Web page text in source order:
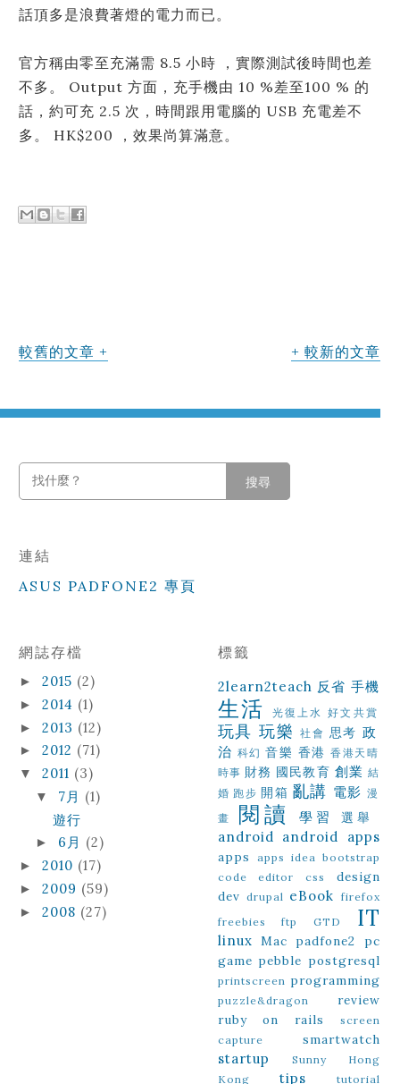
話頂多是浪費著燈的電力而已。
官方稱由零至充滿需 8.5 小時 ，實際測試後時間也差
不多。 Output 方面，充手機由 10 %差至100 % 的
話，約可充 2.5 次，時間跟用電腦的 USB 充電差不
多。 HK$200 ，效果尚算滿意。
較舊的文章 較新的文章
搜尋
連結
ASUS PADFONE2 專頁
網誌存檔
►2015 (2)
►2014 (1)
►2013 (12)
►2012 (71)
▼2011 (3)
▼ 7月 (1)
遊行
► 6月 (2)
►2010 (17)
►2009 (59)
►2008 (27)
標籤
2learn2teach 反省 手機
生活 光復上水 好文共賞
玩具 玩樂 社會 思考 政
治 科幻 音樂 香港 香港天晴
時事 財務 國民教育 創業 結
婚 跑步 開箱 亂講 電影 漫
畫
閱讀 學習 選舉
android android apps
apps apps idea bootstrap
code editor
css
design
dev drupal eBook firefox
freebies
ftp GTD IT
linux Mac padfone2
pc
game pebble postgresql
printscreen programming
puzzle&dragon
review
ruby on rails
screen
capture
smartwatch
startup
Sunny Hong
Kong
tips tutorial